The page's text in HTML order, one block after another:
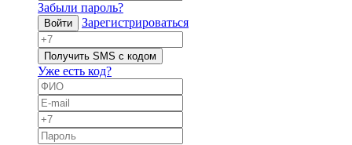
Забыли пароль?
Войти Зарегистрироваться
Получить SMS с кодом
Уже есть код?